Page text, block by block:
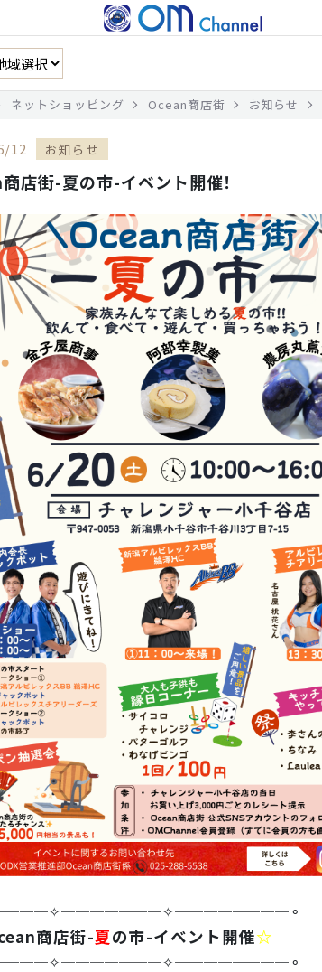
ネットショッピング Ocean商店街 お知らせ
12 お知らせ
店街-夏の市-イベント開催！
商店街-夏の市-イベント開催☆